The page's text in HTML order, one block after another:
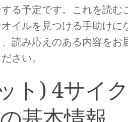
る予定です。これを読む
イルを見つける手助けに
読み応えのある内容をお
さい。
ト) 4サイ